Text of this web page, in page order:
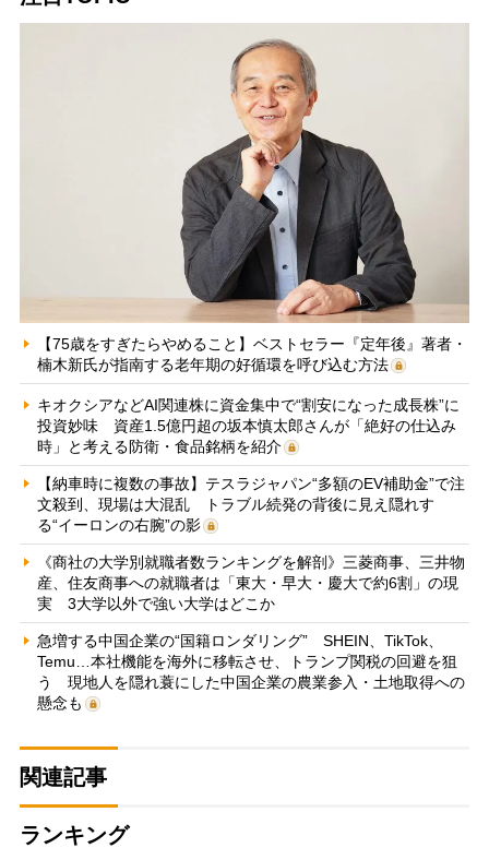
【75歳をすぎたらやめること】ベストセラー『定年後』著者・
楠木新氏が指南する老年期の好循環を呼び込む方法
キオクシアなどAI関連株に資金集中で“割安になった成長株”に
投資妙味 資産1.5億円超の坂本慎太郎さんが「絶好の仕込み
時」と考える防衛・食品銘柄を紹介
【納車時に複数の事故】テスラジャパン“多額のEV補助金”で注
文殺到、現場は大混乱 トラブル続発の背後に見え隠れす
る“イーロンの右腕”の影
《商社の大学別就職者数ランキングを解剖》三菱商事、三井物
産、住友商事への就職者は「東大・早大・慶大で約6割」の現
実 3大学以外で強い大学はどこか
急増する中国企業の“国籍ロンダリング” SHEIN、TikTok、
Temu…本社機能を海外に移転させ、トランプ関税の回避を狙
う 現地人を隠れ蓑にした中国企業の農業参入・土地取得への
懸念も
関連記事
ランキング